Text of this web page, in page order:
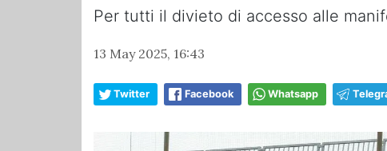
Per tutti il divieto di accesso alle
13 May 2025, 16:43
Twitter Facebook Whatsapp